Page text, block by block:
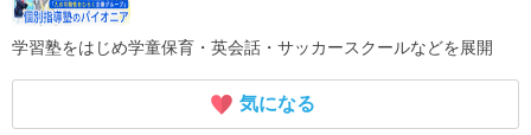
学習塾をはじめ学童保育・英会話・サッカースクールなどを展開
気になる